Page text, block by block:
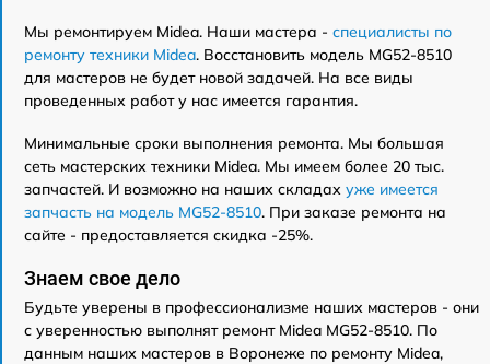
Мы ремонтируем Midea. Наши мастера - специалисты по
ремонту техники Midea. Восстановить модель MG52-8510
для мастеров не будет новой задачей. На все виды
проведенных работ у нас имеется гарантия.
Минимальные сроки выполнения ремонта. Мы большая
сеть мастерских техники Midea. Мы имеем более 20 тыс.
запчастей. И возможно на наших складах уже имеется
запчасть на модель MG52-8510. При заказе ремонта на
сайте - предоставляется скидка -25%.
Знаем свое дело
Будьте уверены в профессионализме наших мастеров - они
с уверенностью выполнят ремонт Midea MG52-8510. По
данным наших мастеров в Воронеже по ремонту Midea,